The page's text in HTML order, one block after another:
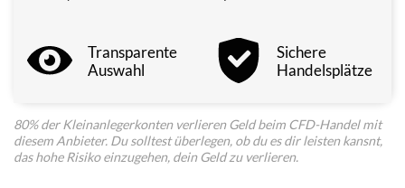
Trans­parente
Auswahl
Sichere
Handels­plätze
80% der Kleinanlegerkonten verlieren Geld beim CFD-Handel mit
diesem Anbieter. Du solltest überlegen, ob du es dir leisten kansnt,
das hohe Risiko einzugehen, dein Geld zu verlieren.